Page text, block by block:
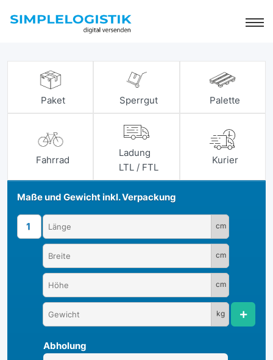
Paket Sperrgut Palette
Fahrrad
Ladung
LTL / FTL
Kurier
Maße und Gewicht inkl. Verpackung
1 cm
cm
cm
kg
Abholung